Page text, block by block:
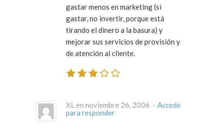
gastar menos en marketing (sí
gastar, no invertir, porque está
tirando el dinero a la basura) y
mejorar sus servicios de provisión y
de atención al cliente.
XL en noviembre 26, 2006 · Accede
para responder